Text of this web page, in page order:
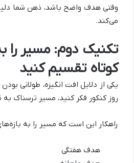
وقتی هدف واضح باشد، ذهن شما
می‌کند.
تکنیک دوم: مسیر را
کوتاه تقسیم کنید
یکی از دلایل افت انگیزه، طولانی
روز کنکور فکر کنید، مسیر ترسناک
راهکار این است که مسیر را به
هدف هفتگی